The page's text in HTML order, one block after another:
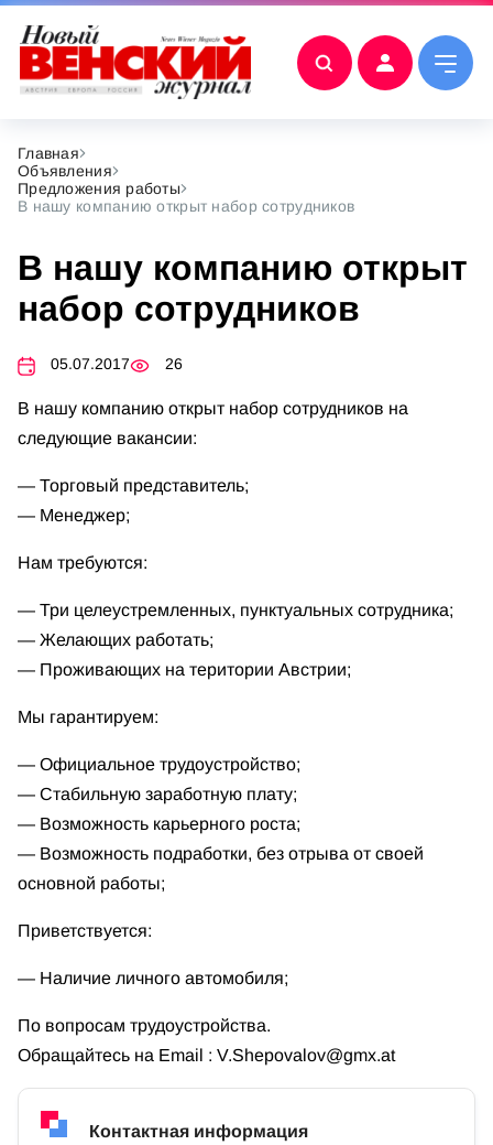
Главная
Объявления
Предложения работы
В нашу компанию открыт набор сотрудников
В нашу компанию открыт
набор сотрудников
05.07.2017 26
В нашу компанию открыт набор сотрудников на
следующие вакансии:
— Торговый представитель;
— Менеджер;
Нам требуются:
— Три целеустремленных, пунктуальных сотрудника;
— Желающих работать;
— Проживающих на територии Австрии;
Мы гарантируем:
— Официальное трудоустройство;
— Стабильную заработную плату;
— Возможность карьерного роста;
— Возможность подработки, без отрыва от своей
основной работы;
Приветствуется:
— Наличие личного автомобиля;
По вопросам трудоустройства.
Обращайтесь на Email : V.Shepovalov@gmx.at
Контактная информация